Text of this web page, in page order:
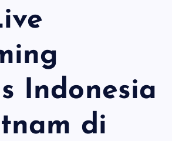
Indonesia
di